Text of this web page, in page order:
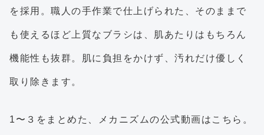
を採用。職人の手作業で仕上げられた、そのままで
も使えるほど上質なブラシは、肌あたりはもちろん
機能性も抜群。肌に負担をかけず、汚れだけ優しく
取り除きます。
1〜３をまとめた、メカニズムの公式動画はこちら。